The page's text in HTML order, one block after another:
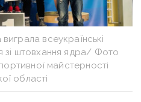
всеукраїнські
зі штовхання ядра/ Фото
майстерності
області